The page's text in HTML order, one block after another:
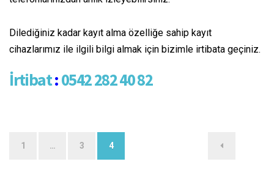
Dilediğiniz kadar kayıt alma özelliğe sahip kayıt
cihazlarımız ile ilgili bilgi almak için bizimle irtibata geçiniz.
İrtibat:0542 282 40 82
Yazı
sayfalandırması
1 … 3 4